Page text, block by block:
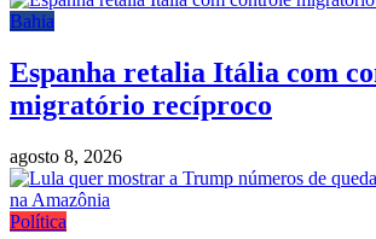
Bahia
Espanha retalia Itália com
migratório recíproco
agosto 8, 2026
Política